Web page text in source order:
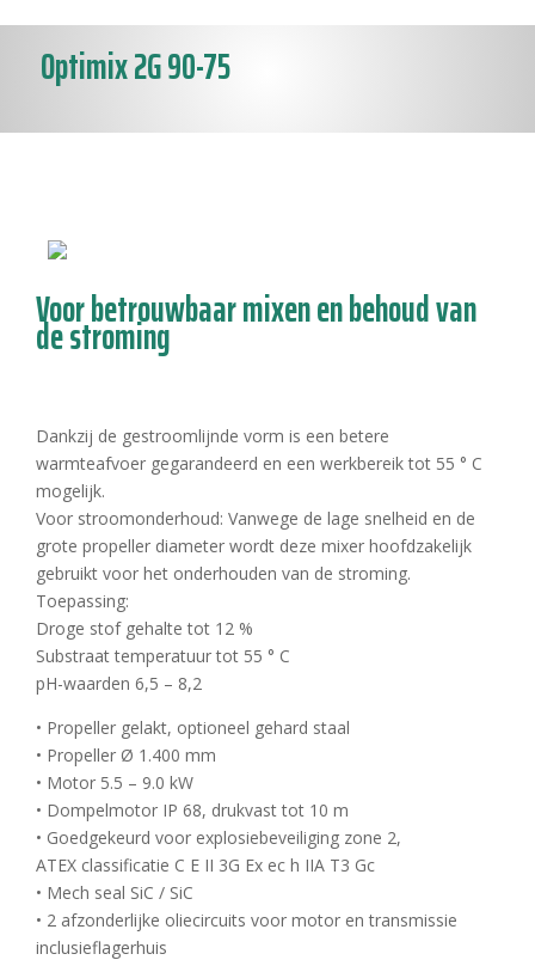
Optimix 2G 90-75
Voor betrouwbaar mixen en behoud van
de stroming
Dankzij de gestroomlijnde vorm is een betere
warmteafvoer gegarandeerd en een werkbereik tot 55 ° C
mogelijk.
Voor stroomonderhoud: Vanwege de lage snelheid en de
grote propeller diameter wordt deze mixer hoofdzakelijk
gebruikt voor het onderhouden van de stroming.
Toepassing:
Droge stof gehalte tot 12 %
Substraat temperatuur tot 55 ° C
pH-waarden 6,5 – 8,2
• Propeller gelakt, optioneel gehard staal
• Propeller Ø 1.400 mm
• Motor 5.5 – 9.0 kW
• Dompelmotor IP 68, drukvast tot 10 m
• Goedgekeurd voor explosiebeveiliging zone 2,
ATEX classificatie C E II 3G Ex ec h IIA T3 Gc
• Mech seal SiC / SiC
• 2 afzonderlijke oliecircuits voor motor en transmissie
inclusieflagerhuis